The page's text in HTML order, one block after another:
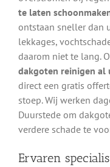
te laten
ontstaan sneller dan
lekkages,
daarom niet te lang.
dakgoten reinigen al
direct een gratis
stoep. Wij werken
Duurstede om
verdere schade te
Ervaren